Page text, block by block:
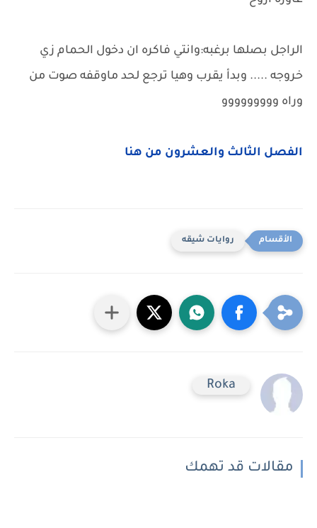
الراجل بصلها برغبه:وانتي فاكره ان دخول الحمام زي
خروجه ..... وبدأ يقرب وهيا ترجع لحد ماوقفه صوت من
وراه ووووووووو
الفصل الثالث والعشرون من هنا
روايات شيقه
Roka
مقالات قد تهمك